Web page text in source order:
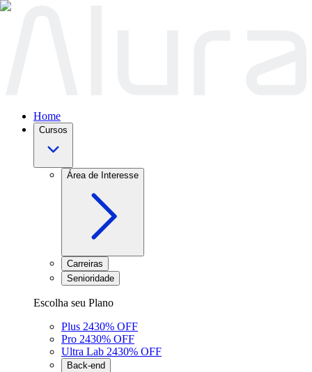
Home
Cursos
Área de Interesse
Carreiras
Senioridade
Escolha seu Plano
Plus 2430% OFF
Pro 2430% OFF
Ultra Lab 2430% OFF
Back-end